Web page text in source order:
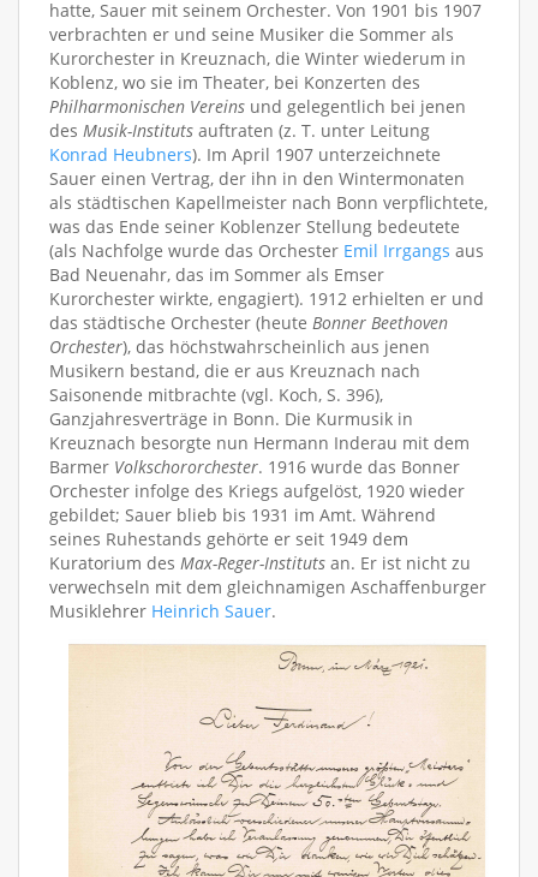
hatte, Sauer mit seinem Orchester. Von 1901 bis 1907
verbrachten er und seine Musiker die Sommer als
Kurorchester in Kreuznach, die Winter wiederum in
Koblenz, wo sie im Theater, bei Konzerten des
Philharmonischen Vereins und gelegentlich bei jenen
des Musik-Instituts auftraten (z. T. unter Leitung
Konrad Heubners). Im April 1907 unterzeichnete
Sauer einen Vertrag, der ihn in den Wintermonaten
als städtischen Kapellmeister nach Bonn verpflichtete,
was das Ende seiner Koblenzer Stellung bedeutete
(als Nachfolge wurde das Orchester Emil Irrgangs aus
Bad Neuenahr, das im Sommer als Emser
Kurorchester wirkte, engagiert). 1912 erhielten er und
das städtische Orchester (heute Bonner Beethoven
Orchester), das höchstwahrscheinlich aus jenen
Musikern bestand, die er aus Kreuznach nach
Saisonende mitbrachte (vgl. Koch, S. 396),
Ganzjahresverträge in Bonn. Die Kurmusik in
Kreuznach besorgte nun Hermann Inderau mit dem
Barmer Volkschororchester. 1916 wurde das Bonner
Orchester infolge des Kriegs aufgelöst, 1920 wieder
gebildet; Sauer blieb bis 1931 im Amt. Während
seines Ruhestands gehörte er seit 1949 dem
Kuratorium des Max-Reger-Instituts an. Er ist nicht zu
verwechseln mit dem gleichnamigen Aschaffenburger
Musiklehrer Heinrich Sauer.